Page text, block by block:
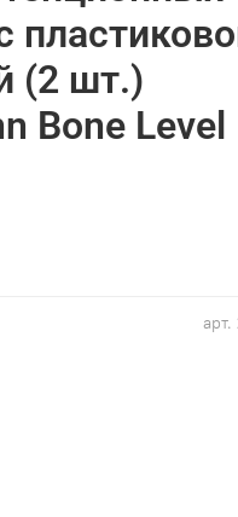
арт.
(2 шт.)
Bone Level